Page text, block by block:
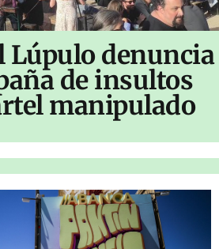
Lúpulo denuncia
de insultos
manipulado